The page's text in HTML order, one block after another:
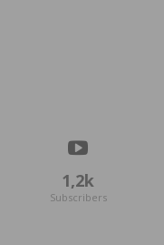
1,2k
Subscribers